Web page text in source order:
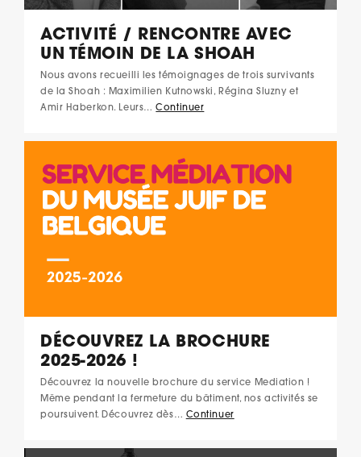
ACTIVITÉ / RENCONTRE AVEC
UN TÉMOIN DE LA SHOAH
Nous avons recueilli les témoignages de trois survivants
de la Shoah : Maximilien Kutnowski, Régina Sluzny et
Amir Haberkon. Leurs… Continuer
DÉCOUVREZ LA BROCHURE
2025-2026 !
Découvrez la nouvelle brochure du service Mediation !
Même pendant la fermeture du bâtiment, nos activités se
poursuivent. Découvrez dès… Continuer